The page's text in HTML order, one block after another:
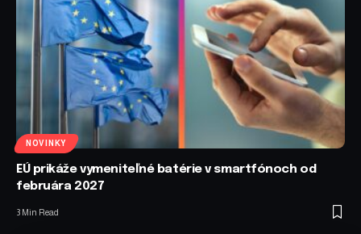
NOVINKY
EÚ prikáže vymeniteľné batérie v smartfónoch od
februára 2027
3 Min Read